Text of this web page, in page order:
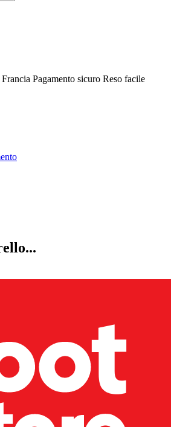
Pagamento sicuro Reso facile